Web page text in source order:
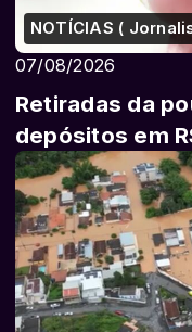
NOTÍCIAS (
07/08/2026
Retiradas da
depósitos em